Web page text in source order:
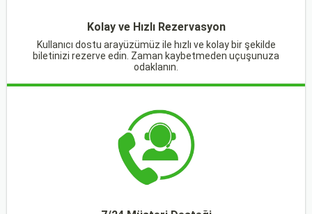
Kolay ve Hızlı Rezervasyon
Kullanıcı dostu arayüzümüz ile hızlı ve kolay bir şekilde
biletinizi rezerve edin. Zaman kaybetmeden uçuşunuza
odaklanın.